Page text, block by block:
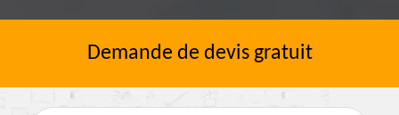
Demande de devis gratuit